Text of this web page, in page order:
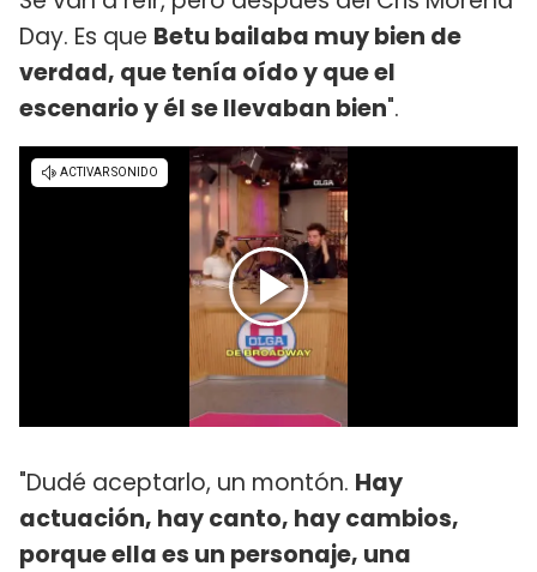
Day. Es que Betu bailaba muy bien de
verdad, que tenía oído y que el
escenario y él se llevaban bien".
"Dudé aceptarlo, un montón. Hay
actuación, hay canto, hay cambios,
porque ella es un personaje, una